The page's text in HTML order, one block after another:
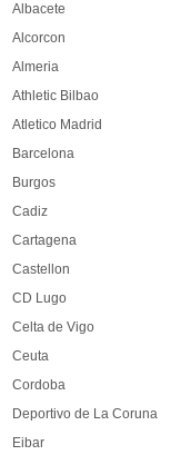
Albacete
Alcorcon
Almeria
Athletic Bilbao
Atletico Madrid
Barcelona
Burgos
Cadiz
Cartagena
Castellon
CD Lugo
Celta de Vigo
Ceuta
Cordoba
Deportivo de La Coruna
Eibar